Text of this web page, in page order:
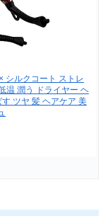
シルクコート ストレ
温 潤う ドライヤー ヘ
ツヤ 髪 ヘアケア 美